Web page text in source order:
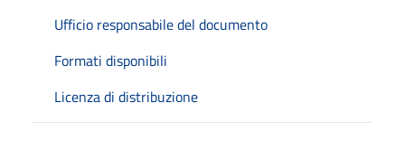
Ufficio responsabile del documento
Formati disponibili
Licenza di distribuzione